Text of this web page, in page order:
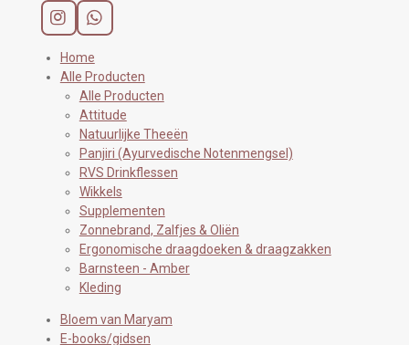
I
s
t
W
a
t
s
A
p
p
Home
Alle Producten
Alle Producten
Attitude
Natuurlijke Theeën
Panjiri (Ayurvedische Notenmengsel)
RVS Drinkflessen
Wikkels
Supplementen
Zonnebrand, Zalfjes & Oliën
Ergonomische draagdoeken & draagzakken
Barnsteen - Amber
Kleding
Bloem van Maryam
E-books/gidsen